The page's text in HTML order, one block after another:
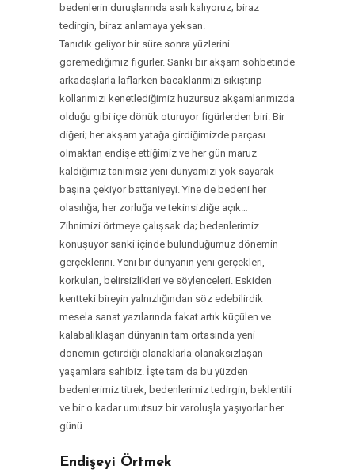
bedenlerin duruşlarında asılı kalıyoruz; biraz
tedirgin, biraz anlamaya yeksan.
Tanıdık geliyor bir süre sonra yüzlerini
göremediğimiz figürler. Sanki bir akşam sohbetinde
arkadaşlarla laflarken bacaklarımızı sıkıştırıp
kollarımızı kenetlediğimiz huzursuz akşamlarımızda
olduğu gibi içe dönük oturuyor figürlerden biri. Bir
diğeri; her akşam yatağa girdiğimizde parçası
olmaktan endişe ettiğimiz ve her gün maruz
kaldığımız tanımsız yeni dünyamızı yok sayarak
başına çekiyor battaniyeyi. Yine de bedeni her
olasılığa, her zorluğa ve tekinsizliğe açık…
Zihnimizi örtmeye çalışsak da; bedenlerimiz
konuşuyor sanki içinde bulunduğumuz dönemin
gerçeklerini. Yeni bir dünyanın yeni gerçekleri,
korkuları, belirsizlikleri ve söylenceleri. Eskiden
kentteki bireyin yalnızlığından söz edebilirdik
mesela sanat yazılarında fakat artık küçülen ve
kalabalıklaşan dünyanın tam ortasında yeni
dönemin getirdiği olanaklarla olanaksızlaşan
yaşamlara sahibiz. İşte tam da bu yüzden
bedenlerimiz titrek, bedenlerimiz tedirgin, beklentili
ve bir o kadar umutsuz bir varoluşla yaşıyorlar her
günü.
Endişeyi Örtmek